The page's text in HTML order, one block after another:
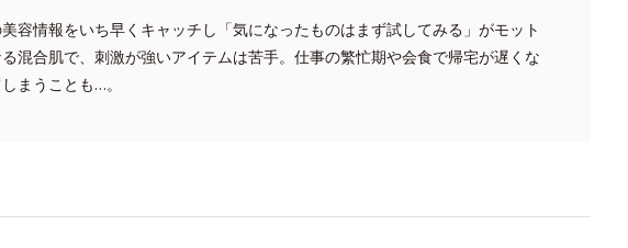
容情報をいち早くキャッチし「気になったものはまず試してみる」がモット
混合肌で、刺激が強いアイテムは苦手。仕事の繁忙期や会食で帰宅が遅くな
まうことも…。